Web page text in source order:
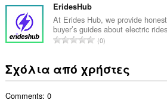
ω
ν
:
ο
γ
ή
ε
ω
θ
μ
ο
ο
γ
ο
λ
ο
α
θ
EridesHub
At Erides Hub, we provide
buyer’s guides about electric
Σ
ο
0
Σχόλια από χρήστες
Comments: 0